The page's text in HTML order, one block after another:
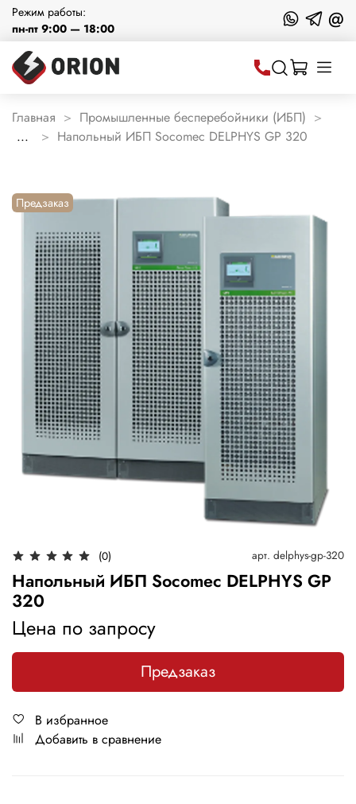
Режим работы:
пн-пт 9:00 — 18:00
@
Главная
Промышленные бесперебойники (ИБП)
...
Напольный ИБП Socomec DELPHYS GP 320
Предзаказ
(0) арт. delphys-gp-320
Напольный ИБП Socomec DELPHYS GP
320
Цена по запросу
Предзаказ
В избранное
Добавить в сравнение